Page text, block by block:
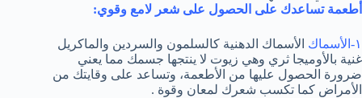
أطعمة تساعدك على الحصول على شعر لامع وقوي:
١-الأسماك
الأسماك الدھنیة كالسلمون والسردین والماكریل
غنیة بالأومیجا ثري وھي زیوت لا ینتجھا جسمك مما یعني
ضرورة الحصول علیھا من الأطعمة، وتساعد على وقایتك من
الأمراض كما تكسب شعرك لمعان وقوة .